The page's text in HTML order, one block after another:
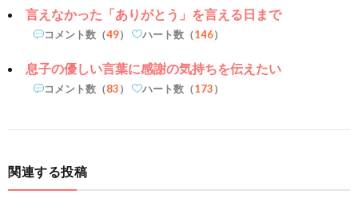
言えなかった「ありがとう」を言える日まで
コメント数（49） ハート数（146）
息子の優しい言葉に感謝の気持ちを伝えたい
コメント数（83） ハート数（173）
関連する投稿